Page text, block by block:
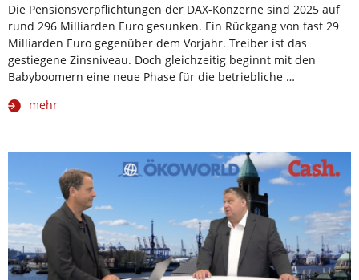
Die Pensionsverpflichtungen der DAX-Konzerne sind 2025 auf
rund 296 Milliarden Euro gesunken. Ein Rückgang von fast 29
Milliarden Euro gegenüber dem Vorjahr. Treiber ist das
gestiegene Zinsniveau. Doch gleichzeitig beginnt mit den
Babyboomern eine neue Phase für die betriebliche …
mehr